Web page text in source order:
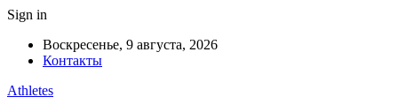
Sign in
Воскресенье, 9 августа, 2026
Контакты
Athletes